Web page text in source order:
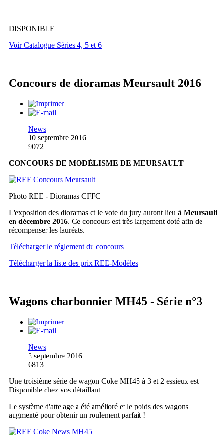
DISPONIBLE
Voir Catalogue Séries 4, 5 et 6
Concours de dioramas Meursault 2016
News
10 septembre 2016
9072
CONCOURS DE MODÉLISME DE MEURSAULT
Photo REE - Dioramas CFFC
L'exposition des dioramas et le vote du jury auront lieu à Meursault
en décembre 2016. Ce concours est très largement doté afin de
récompenser les lauréats.
Télécharger le réglement du concours
Télécharger la liste des prix REE-Modèles
Wagons charbonnier MH45 - Série n°3
News
3 septembre 2016
6813
Une troisième série de wagon Coke MH45 à 3 et 2 essieux est
Disponible chez vos détaillant.
Le système d'attelage a été amélioré et le poids des wagons
augmenté pour obtenir un roulement parfait !